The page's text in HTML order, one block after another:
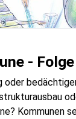
-
oder
Kommunen